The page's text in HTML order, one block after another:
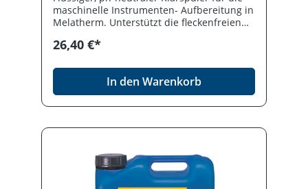
maschinelle Instrumenten- Aufbereitung in
Melatherm. Unterstützt die fleckenfreien
verhindert Belagsbildung an den
26,40 €*
In den Warenkorb